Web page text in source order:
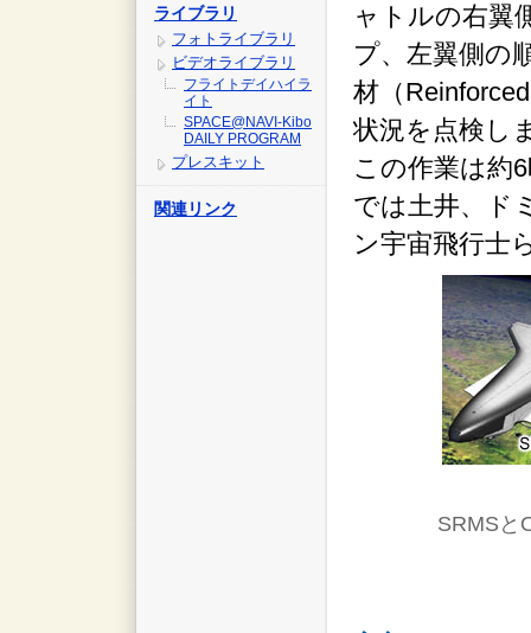
ライブラリ
フォトライブラリ
ビデオライブラリ
フライトデイハイラ
イト
SPACE@NAVI-Kibo
DAILY PROGRAM
プレスキット
関連リンク
ャトルの右翼
プ、左翼側の
材（
状況を点検し
この作業は約
では土井、ド
ン宇宙飛行士
SRMSと